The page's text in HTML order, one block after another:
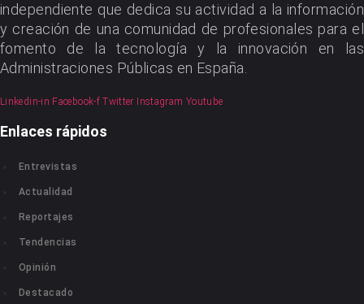
independiente que dedica su actividad a la información
y creación de una comunidad de profesionales para el
fomento de la tecnología y la innovación en las
Administraciones Públicas en España.
Linkedin-in Facebook-f Twitter Instagram Youtube
Enlaces rápidos
Entrevistas
Actualidad
Reportajes
Tendencias
Opinión
Destacado